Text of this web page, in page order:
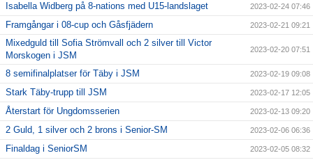
Isabella Widberg på 8-nations med U15-landslaget 2023-02-24 07:46
Framgångar i 08-cup och Gåsfjädern 2023-02-21 09:21
Mixedguld till Sofia Strömvall och 2 silver till Victor
Morskogen i JSM
2023-02-20 07:51
8 semifinalplatser för Täby i JSM 2023-02-19 09:08
Stark Täby-trupp till JSM 2023-02-17 12:05
Återstart för Ungdomsserien 2023-02-13 09:20
2 Guld, 1 silver och 2 brons i Senior-SM 2023-02-06 06:36
Finaldag i SeniorSM 2023-02-05 08:32